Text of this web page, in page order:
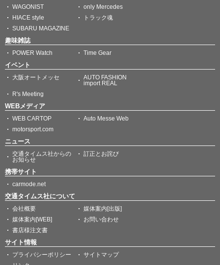
WAGONIST
only Mercedes
HIACE style
トラック魂
SUBARU MAGAZINE
趣味雑誌
POWER Watch Time Gear
イベント
大阪オートメッセ
AUTO FASHION
import REAL
R's Meeting
WEBメディア
WEB CARTOP
Auto Messe Web
motorsport.com
ニュース
交通タイムス社からの
お知らせ
訂正とお詫び
携帯サイト
carmode.net
交通タイムス社について
会社概要
媒体案内[出版]
媒体案内[WEB]
お問い合わせ
書店様注文書
サイト情報
プライバシーポリシー
サイトマップ